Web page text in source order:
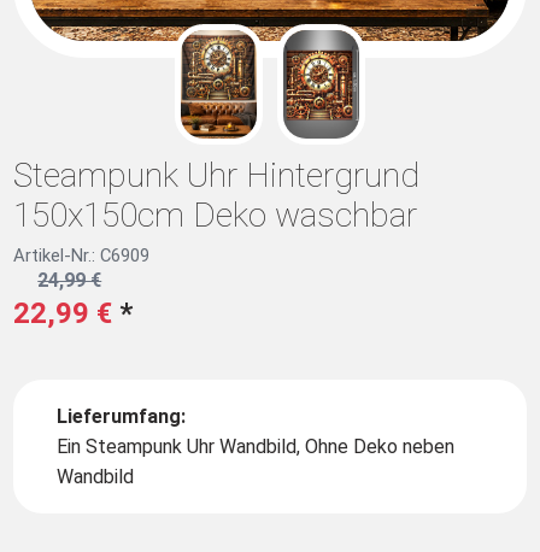
Steampunk Uhr Hintergrund
150x150cm Deko waschbar
Artikel-Nr.: C6909
22,99 € *
24,99 €
Lieferumfang:
Ein Steampunk Uhr Wandbild, Ohne Deko neben
Wandbild